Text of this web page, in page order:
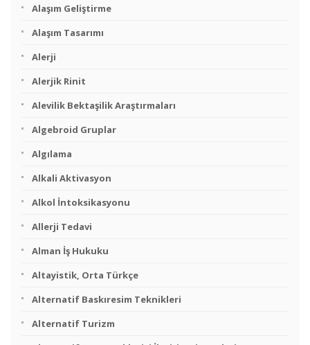
Alaşım Geliştirme
Alaşım Tasarımı
Alerji
Alerjik Rinit
Alevilik Bektaşilik Araştırmaları
Algebroid Gruplar
Algılama
Alkali Aktivasyon
Alkol İntoksikasyonu
Allerji Tedavi
Alman İş Hukuku
Altayistik, Orta Türkçe
Alternatif Baskıresim Teknikleri
Alternatif Turizm